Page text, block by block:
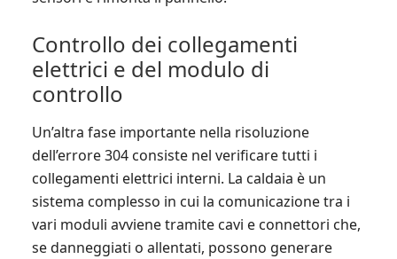
Controllo dei collegamenti
elettrici e del modulo di
controllo
Un’altra fase importante nella risoluzione
dell’errore 304 consiste nel verificare tutti i
collegamenti elettrici interni. La caldaia è un
sistema complesso in cui la comunicazione tra i
vari moduli avviene tramite cavi e connettori che,
se danneggiati o allentati, possono generare